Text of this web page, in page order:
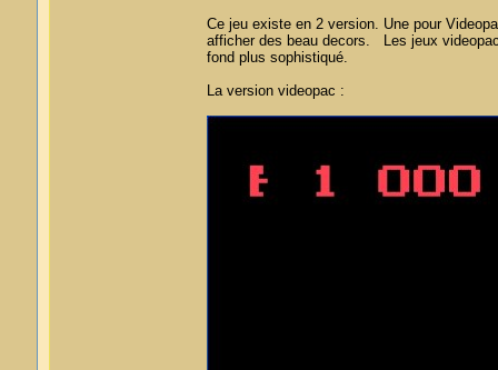
Ce jeu existe en 2 version. Une pour
afficher des beau decors. Les jeux
fond plus sophistiqué.
La version videopac :